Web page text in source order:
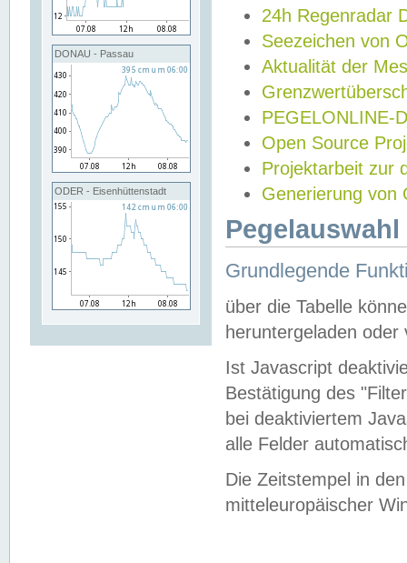
DONAU - Passau
ODER - Eisenhüttenstadt
24h Regenradar
Seezeichen von
Aktualität der
PEGELONLINE-
Open Source
Projektarbeit zur
Generierung von
Grundlegende
über die Tabelle
heruntergeladen oder
Ist Javascript
Bestätigung des
bei deaktiviertem
alle Felder
Die Zeitstempel in
mitteleuropäischer